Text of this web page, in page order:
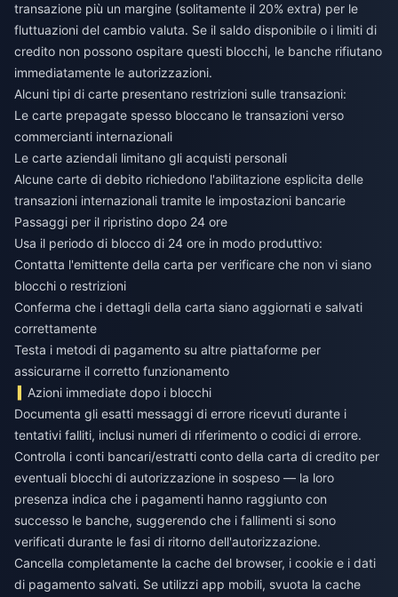
transazione più un margine (solitamente il 20% extra) per le
fluttuazioni del cambio valuta. Se il saldo disponibile o i limiti di
credito non possono ospitare questi blocchi, le banche rifiutano
immediatamente le autorizzazioni.
Alcuni tipi di carte presentano restrizioni sulle transazioni:
Le carte prepagate spesso bloccano le transazioni verso
commercianti internazionali
Le carte aziendali limitano gli acquisti personali
Alcune carte di debito richiedono l'abilitazione esplicita delle
transazioni internazionali tramite le impostazioni bancarie
Passaggi per il ripristino dopo 24 ore
Usa il periodo di blocco di 24 ore in modo produttivo:
Contatta l'emittente della carta per verificare che non vi siano
blocchi o restrizioni
Conferma che i dettagli della carta siano aggiornati e salvati
correttamente
Testa i metodi di pagamento su altre piattaforme per
assicurarne il corretto funzionamento
Azioni immediate dopo i blocchi
Documenta gli esatti messaggi di errore ricevuti durante i
tentativi falliti, inclusi numeri di riferimento o codici di errore.
Controlla i conti bancari/estratti conto della carta di credito per
eventuali blocchi di autorizzazione in sospeso — la loro
presenza indica che i pagamenti hanno raggiunto con
successo le banche, suggerendo che i fallimenti si sono
verificati durante le fasi di ritorno dell'autorizzazione.
Cancella completamente la cache del browser, i cookie e i dati
di pagamento salvati. Se utilizzi app mobili, svuota la cache